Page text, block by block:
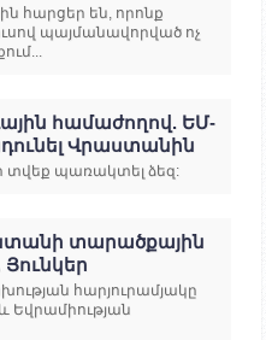
հարցեր են, որոնք
պայմանավորված ոչ
համաժողով. ԵՄ-
Վրաստանին
տվեք պառակտել ձեզ:
տարածքային
Յունկեր
հարյուրամյակը
Եվրամիության